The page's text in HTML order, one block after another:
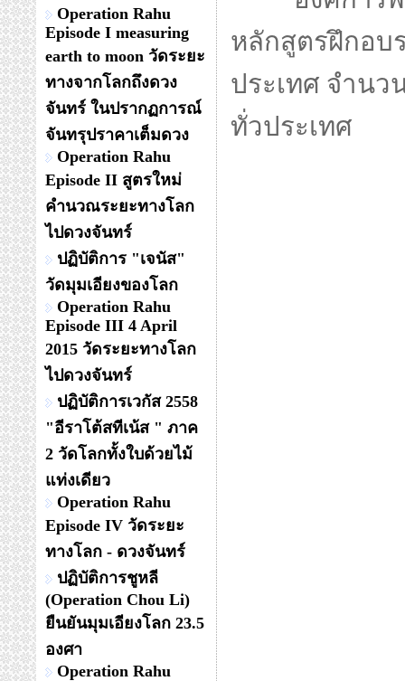
Operation Rahu
Episode I measuring
earth to moon วัดระยะ
ทางจากโลกถึงดวง
จันทร์ ในปรากฏการณ์
จันทรุปราคาเต็มดวง
Operation Rahu
Episode II สูตรใหม่
คำนวณระยะทางโลก
ไปดวงจันทร์
ปฏิบัติการ "เจนัส"
วัดมุมเอียงของโลก
Operation Rahu
Episode III 4 April
2015 วัดระยะทางโลก
ไปดวงจันทร์
ปฏิบัติการเวกัส 2558
"อีราโต้สทีเน้ส " ภาค
2 วัดโลกทั้งใบด้วยไม้
แท่งเดียว
Operation Rahu
Episode IV วัดระยะ
ทางโลก - ดวงจันทร์
ปฏิบัติการชูหลี
(Operation Chou Li)
ยืนยันมุมเอียงโลก 23.5
องศา
Operation Rahu
หลักสูตรฝึกอ
ประเทศ จำน
ทั่วประเทศ